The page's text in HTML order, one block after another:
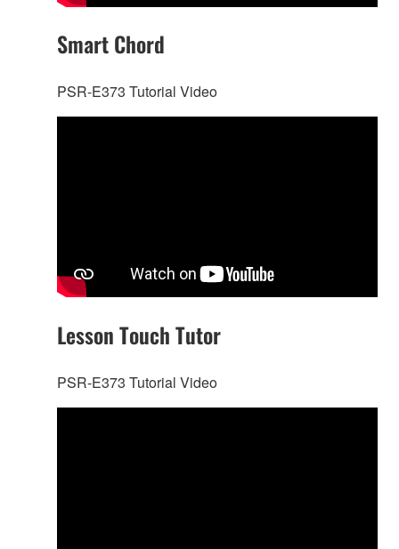
Smart Chord
PSR-E373 Tutorial Video
Lesson Touch Tutor
PSR-E373 Tutorial Video